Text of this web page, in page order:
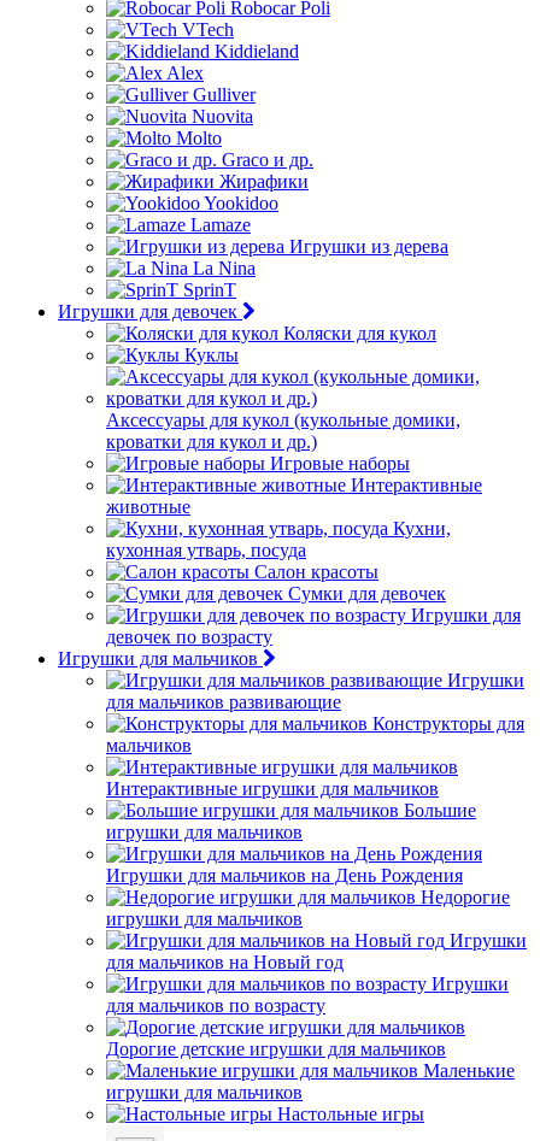
Robocar Poli
VTech
Kiddieland
Alex
Gulliver
Nuovita
Molto
Graco и др.
Жирафики
Yookidoo
Lamaze
Игрушки из дерева
La Nina
SprinT
Игрушки для девочек
Коляски для кукол
Куклы
Аксессуары для кукол (кукольные домики,
кроватки для кукол и др.)
Игровые наборы
Интерактивные
животные
Кухни,
кухонная утварь, посуда
Салон красоты
Сумки для девочек
Игрушки для
девочек по возрасту
Игрушки для мальчиков
Игрушки
для мальчиков развивающие
Конструкторы для
мальчиков
Интерактивные игрушки для мальчиков
Большие
игрушки для мальчиков
Игрушки для мальчиков на День Рождения
Недорогие
игрушки для мальчиков
Игрушки
для мальчиков на Новый год
Игрушки
для мальчиков по возрасту
Дорогие детские игрушки для мальчиков
Маленькие
игрушки для мальчиков
Настольные игры